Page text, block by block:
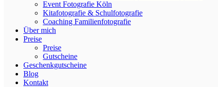
Event Fotografie Köln
Kitafotografie & Schulfotografie
Coaching Familienfotografie
Über mich
Preise
Preise
Gutscheine
Geschenkgutscheine
Blog
Kontakt